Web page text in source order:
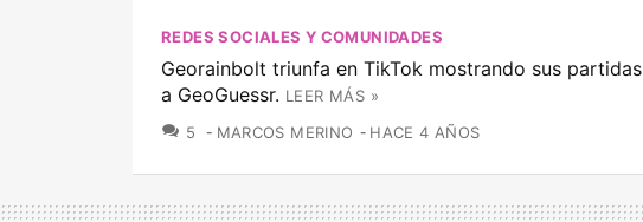
REDES SOCIALES Y COMUNIDADES
Georainbolt triunfa en TikTok mostrando sus partidas
a GeoGuessr. LEER MÁS »
5
COMENTARIOS
MARCOS MERINO HACE 4 AÑOS